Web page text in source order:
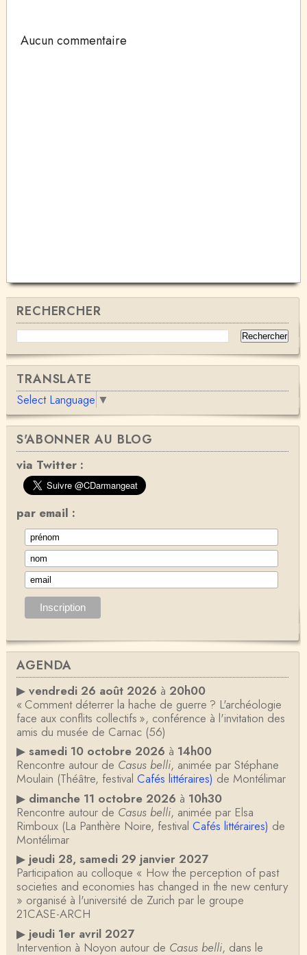
Aucun commentaire
RECHERCHER
TRANSLATE
Select Language ▼
S'ABONNER AU BLOG
via Twitter :
par email :
AGENDA
▶ vendredi 26 août 2026 à 20h00
« Comment déterrer la hache de guerre ? L'archéologie
face aux conflits collectifs », conférence à l'invitation des
amis du musée de Carnac (56)
▶ samedi 10 octobre 2026 à 14h00
Rencontre autour de Casus belli, animée par Stéphane
Moulain (Théâtre, festival Cafés littéraires) de Montélimar
▶ dimanche 11 octobre 2026 à 10h30
Rencontre autour de Casus belli, animée par Elsa
Rimboux (La Panthère Noire, festival Cafés littéraires) de
Montélimar
▶ jeudi 28, samedi 29 janvier 2027
Participation au colloque « How the perception of past
societies and economies has changed in the new century
» organisé à l'université de Zurich par le groupe
21CASE-ARCH
▶ jeudi 1er avril 2027
Intervention à Noyon autour de Casus belli, dans le